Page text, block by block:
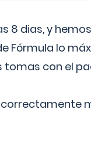
8 dias, y
Fórmula lo
con el